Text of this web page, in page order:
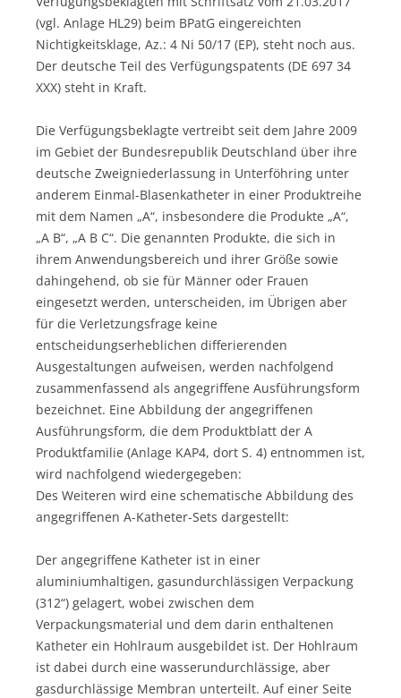
(vgl. Anlage HL29) beim BPatG eingereichten
Nichtigkeitsklage, Az.: 4 Ni 50/17 (EP), steht noch aus.
Der deutsche Teil des Verfügungspatents (DE 697 34
XXX) steht in Kraft.
Die Verfügungsbeklagte vertreibt seit dem Jahre 2009
im Gebiet der Bundesrepublik Deutschland über ihre
deutsche Zweigniederlassung in Unterföhring unter
anderem Einmal-Blasenkatheter in einer Produktreihe
mit dem Namen „A“, insbesondere die Produkte „A“,
„A B“, „A B C“. Die genannten Produkte, die sich in
ihrem Anwendungsbereich und ihrer Größe sowie
dahingehend, ob sie für Männer oder Frauen
eingesetzt werden, unterscheiden, im Übrigen aber
für die Verletzungsfrage keine
entscheidungserheblichen differierenden
Ausgestaltungen aufweisen, werden nachfolgend
zusammenfassend als angegriffene Ausführungsform
bezeichnet. Eine Abbildung der angegriffenen
Ausführungsform, die dem Produktblatt der A
Produktfamilie (Anlage KAP4, dort S. 4) entnommen ist,
wird nachfolgend wiedergegeben:
Des Weiteren wird eine schematische Abbildung des
angegriffenen A-Katheter-Sets dargestellt:
Der angegriffene Katheter ist in einer
aluminiumhaltigen, gasundurchlässigen Verpackung
(312“) gelagert, wobei zwischen dem
Verpackungsmaterial und dem darin enthaltenen
Katheter ein Hohlraum ausgebildet ist. Der Hohlraum
ist dabei durch eine wasserundurchlässige, aber
gasdurchlässige Membran unterteilt. Auf einer Seite